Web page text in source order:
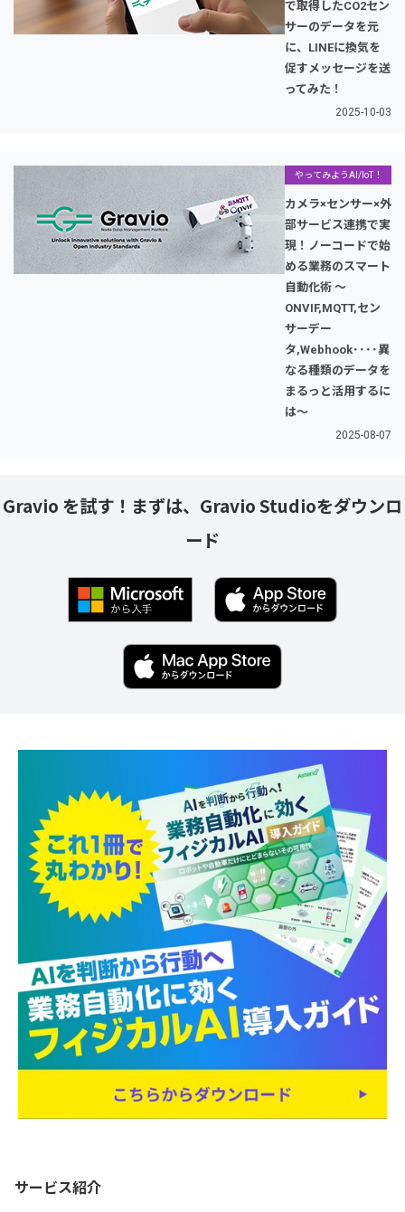
で取得したCO2セン
サーのデータを元
に、LINEに換気を
促すメッセージを送
ってみた！
2025-10-03
やってみようAI/IoT！
カメラ×センサー×外
部サービス連携で実
現！ノーコードで始
める業務のスマート
自動化術 〜
ONVIF,MQTT,セン
サーデー
タ,Webhook････異
なる種類のデータを
まるっと活用するに
は〜
2025-08-07
Gravio を試す！まずは、Gravio Studioをダウンロ
ード
サービス紹介